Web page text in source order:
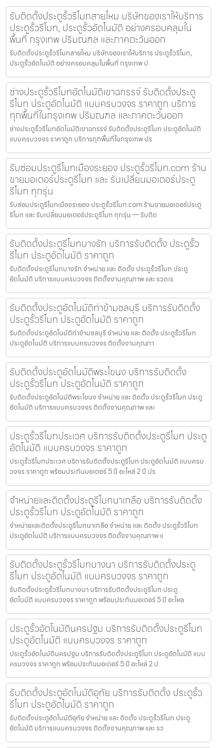
รับติดตั้งประตูรั้วรีโมทสายไหม บริษัทของเราให้บริการ
ประตูรั้วรีโมท, ประตูรั้วอัตโนมัติ อย่างครอบคลุมใน
พื้นที่ กรุงเทพ ปริมณฑล และภาคตะวันออก
รับติดตั้งประตูรั้วรีโมทสายไหม บริษัทของเราให้บริการ ประตูรั้วรีโมท,
ประตูรั้วอัตโนมัติ อย่างครอบคลุมในพื้นที่ กรุงเทพ ป
ช่างประตูรั้วรีโมทอัตโนมัติเขาฉกรรจ์ รับติดตั้งประตู
รีโมท ประตูอัตโนมัติ แบบครบวงจร ราคาถูก บริการ
ทุกพื้นที่ในกรุงเทพ ปริมณฑล และภาคตะวันออก
ช่างประตูรั้วรีโมทอัตโนมัติเขาฉกรรจ์ รับติดตั้งประตูรีโมท ประตูอัตโนมัติ
แบบครบวงจร ราคาถูก บริการทุกพื้นที่ในกรุงเทพ ปร
รับซ่อมประตูรีโมทเมืองระยอง ประตูรั้วรีโมท.com ร้าน
ขายมอเตอร์ประตูรีโมท และ รับเปลี่ยนมอเตอร์ประตู
รีโมท ทุกรุ่น
รับซ่อมประตูรีโมทเมืองระยอง ประตูรั้วรีโมท.com ร้านขายมอเตอร์ประตู
รีโมท และ รับเปลี่ยนมอเตอร์ประตูรีโมท ทุกรุ่น — รับติด
รับติดตั้งประตูรีโมทบางรัก บริการรับติดตั้ง ประตูรั้ว
รีโมท ประตูอัตโนมัติ ราคาถูก
รับติดตั้งประตูรีโมทบางรัก จำหน่าย และ ติดตั้ง ประตูรั้วรีโมท ประตู
อัตโนมัติ บริการแบบครบวงจร ติดตั้งงานคุณภาพ และ รวดเร
รับติดตั้งประตูอัตโนมัติท่าข้ามชลบุรี บริการรับติดตั้ง
ประตูรั้วรีโมท ประตูอัตโนมัติ ราคาถูก
รับติดตั้งประตูอัตโนมัติท่าข้ามชลบุรี จำหน่าย และ ติดตั้ง ประตูรั้วรีโมท
ประตูอัตโนมัติ บริการแบบครบวงจร ติดตั้งงานคุณภา
รับติดตั้งประตูอัตโนมัติพระโขนง บริการรับติดตั้ง
ประตูรั้วรีโมท ประตูอัตโนมัติ ราคาถูก
รับติดตั้งประตูอัตโนมัติพระโขนง จำหน่าย และ ติดตั้ง ประตูรั้วรีโมท ประตู
อัตโนมัติ บริการแบบครบวงจร ติดตั้งงานคุณภาพ และ
ประตูรั้วรีโมทประเวศ บริการรับติดตั้งประตูรีโมท ประตู
อัตโนมัติ แบบครบวงจร ราคาถูก
ประตูรั้วรีโมทประเวศ บริการรับติดตั้งประตูรีโมท ประตูอัตโนมัติ แบบครบ
วงจร ราคาถูก พร้อมประกันมอเตอร์ 5 ปี อะไหล่ 2 ปี ปร
จำหน่ายและติดตั้งประตูรีโมทนาเกลือ บริการรับติดตั้ง
ประตูรั้วรีโมท ประตูอัตโนมัติ ราคาถูก
จำหน่ายและติดตั้งประตูรีโมทนาเกลือ จำหน่าย และ ติดตั้ง ประตูรั้วรีโมท
ประตูอัตโนมัติ บริการแบบครบวงจร ติดตั้งงานคุณภาพ แ
รับติดตั้งประตูรั้วรีโมทบางนา บริการรับติดตั้งประตู
รีโมท ประตูอัตโนมัติ แบบครบวงจร ราคาถูก
รับติดตั้งประตูรั้วรีโมทบางนา บริการรับติดตั้งประตูรีโมท ประตู
อัตโนมัติ แบบครบวงจร ราคาถูก พร้อมประกันมอเตอร์ 5 ปี อะไหล
ประตูรั้วอัตโนมัตินครปฐม บริการรับติดตั้งประตูรีโมท
ประตูอัตโนมัติ แบบครบวงจร ราคาถูก
ประตูรั้วอัตโนมัตินครปฐม บริการรับติดตั้งประตูรีโมท ประตูอัตโนมัติ แบบ
ครบวงจร ราคาถูก พร้อมประกันมอเตอร์ 5 ปี อะไหล่ 2 ป
รับติดตั้งประตูอัตโนมัติอุทัย บริการรับติดตั้ง ประตูรั้ว
รีโมท ประตูอัตโนมัติ ราคาถูก
รับติดตั้งประตูอัตโนมัติอุทัย จำหน่าย และ ติดตั้ง ประตูรั้วรีโมท ประตู
อัตโนมัติ บริการแบบครบวงจร ติดตั้งงานคุณภาพ และ รว